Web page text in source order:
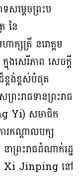
សម្តេចព្រះប
នៃ
ាក្សត្រី នរោត្តម
នុងសេរីភាព សេចក្តី
ខ្ពង់ខ្ពស់បំផុត
រះរាជទានព្រះរាជ
Yi) សមាជិក
កណ្តាលបក្ស
ាព្រះរាជដំណាក់រដ្ឋ
តី Xi Jinping នៅ